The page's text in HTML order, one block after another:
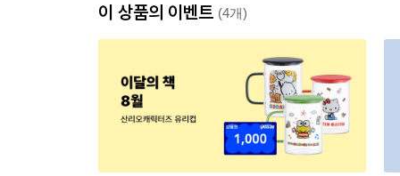
이 상품의 이벤트 (4개)